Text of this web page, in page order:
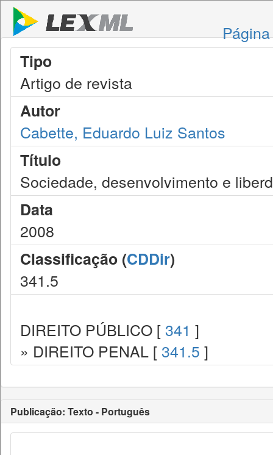
Tipo
Artigo de revista
Autor
Cabette, Eduardo Luiz Santos
Título
Sociedade, desenvolvimento e
Data
2008
Classificação (CDDir)
341.5
DIREITO PÚBLICO [ 341 ]
» DIREITO PENAL [ 341.5 ]
Publicação: Texto - Português